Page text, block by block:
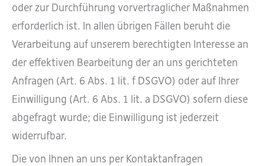
oder zur Durchführung vorvertraglicher Maßnahmen
erforderlich ist. In allen übrigen Fällen beruht die
Verarbeitung auf unserem berechtigten Interesse an
der effektiven Bearbeitung der an uns gerichteten
Anfragen (Art. 6 Abs. 1 lit. f DSGVO) oder auf Ihrer
Einwilligung (Art. 6 Abs. 1 lit. a DSGVO) sofern diese
abgefragt wurde; die Einwilligung ist jederzeit
widerrufbar.
Die von Ihnen an uns per Kontaktanfragen